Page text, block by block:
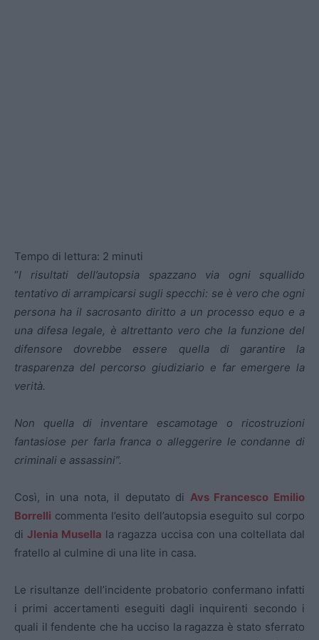
Tempo di lettura: 2 minuti
“I risultati dell’autopsia spazzano via ogni squallido
tentativo di arrampicarsi sugli specchi: se è vero che ogni
persona ha il sacrosanto diritto a un processo equo e a
una difesa legale, è altrettanto vero che la funzione del
difensore dovrebbe essere quella di garantire la
trasparenza del percorso giudiziario e far emergere la
verità.
Non quella di inventare escamotage o ricostruzioni
fantasiose per farla franca o alleggerire le condanne di
criminali e assassini”.
Così, in una nota, il deputato di Avs Francesco Emilio
Borrelli commenta l’esito dell’autopsia eseguito sul corpo
diJlenia Musella la ragazza uccisa con una coltellata dal
fratello al culmine di una lite in casa.
Le risultanze dell’incidente probatorio confermano infatti
i primi accertamenti eseguiti dagli inquirenti secondo i
quali il fendente che ha ucciso la ragazza è stato sferrato